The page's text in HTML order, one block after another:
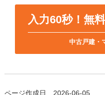
入力60秒！無
中古戸建・
ページ作成日 2026-06-05